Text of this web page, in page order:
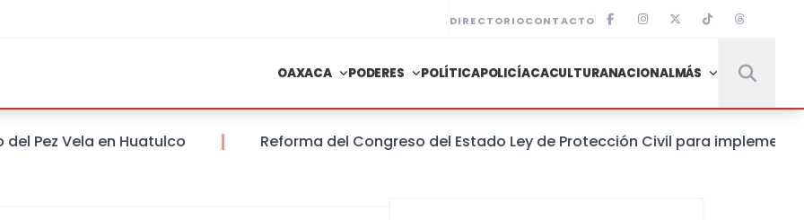
DIRECTORIOCONTACTO
OAXACA PODERES POLÍTICAPOLICÍACACULTURANACIONALMÁS
Vela en Huatulco Reforma del Congreso del Estado Ley de Protección Civil para implementar